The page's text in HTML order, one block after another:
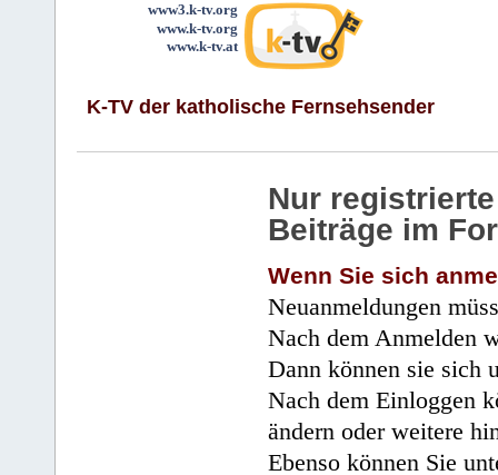
www3.k-tv.org
www.k-tv.org
www.k-tv.at
K-TV der katholische Fernsehsender
Nur
Beiträge im
Wenn Sie sich
Neuanmeldungen
Nach dem Anmelden
Dann können sie sich
Nach dem Einloggen
ändern oder weitere
Ebenso können Sie